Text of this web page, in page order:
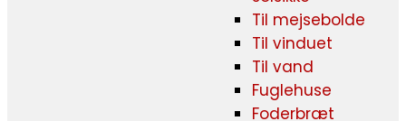
Til mejsebolde
Til vinduet
Til vand
Fuglehuse
Foderbræt